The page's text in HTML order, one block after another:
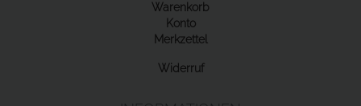
Warenkorb
Konto
Merkzettel
Widerruf